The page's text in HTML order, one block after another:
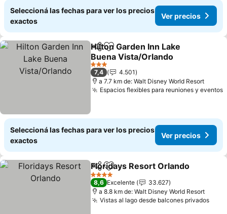
Seleccioná las fechas para ver los precios
exactos
Ver precios
CompartirAñadir a favoritos
Hilton Garden Inn Lake
Buena Vista/Orlando
3 Estrellas
7,4
4.501
a 7.7 km de: Walt Disney World Resort
Espacios flexibles para reuniones y eventos
Seleccioná las fechas para ver los precios
exactos
Ver precios
CompartirAñadir a favoritos
Floridays Resort Orlando
4 Estrellas
8,6 Excelente
33.627
a 8.8 km de: Walt Disney World Resort
Vistas al lago desde balcones privados